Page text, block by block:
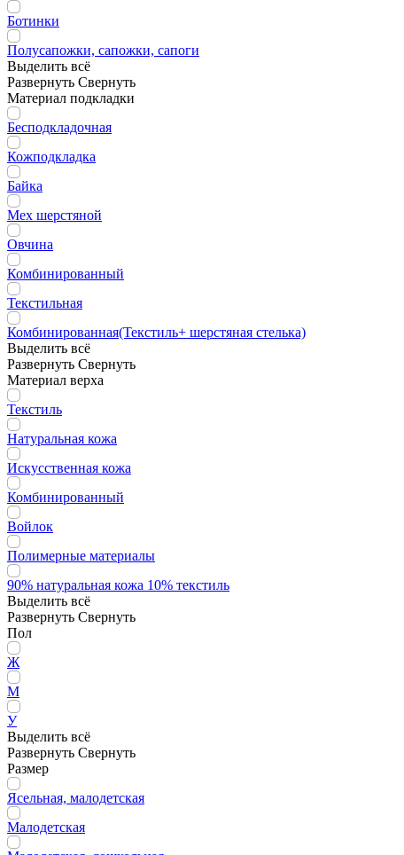
Ботинки
Полусапожки, сапожки, сапоги
Выделить всё
Развернуть Свернуть
Материал подкладки
Бесподкладочная
Кожподкладка
Байка
Мех шерстяной
Овчина
Комбинированный
Текстильная
Комбинированная(Текстиль+ шерстяная стелька)
Выделить всё
Развернуть Свернуть
Материал верха
Текстиль
Натуральная кожа
Искусственная кожа
Комбинированный
Войлок
Полимерные материалы
90% натуральная кожа 10% текстиль
Выделить всё
Развернуть Свернуть
Пол
Ж
М
У
Выделить всё
Развернуть Свернуть
Размер
Ясельная, малодетская
Малодетская